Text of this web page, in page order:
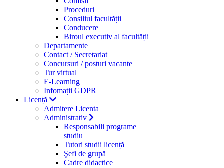
Proceduri
Consiliul facultății
Conducere
Biroul executiv al facultății
Departamente
Contact / Secretariat
Concursuri / posturi vacante
Tur virtual
E-Learning
Infomații GDPR
Licență
Admitere Licenta
Administrativ
Responsabili programe
studiu
Tutori studii licență
Şefi de grupă
Cadre didactice